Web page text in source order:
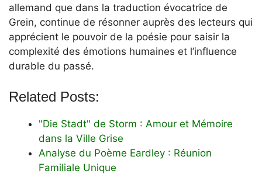
allemand que dans la traduction évocatrice de
Grein, continue de résonner auprès des lecteurs qui
apprécient le pouvoir de la poésie pour saisir la
complexité des émotions humaines et l’influence
durable du passé.
Related Posts:
"Die Stadt" de Storm : Amour et Mémoire
dans la Ville Grise
Analyse du Poème Eardley : Réunion
Familiale Unique